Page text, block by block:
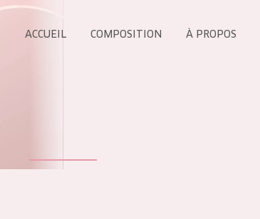
ACCUEIL COMPOSITION À PROPOS